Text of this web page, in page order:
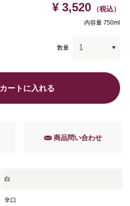
¥ 3,520
（税込）
内容量 750ml
数量
カートに入れる
商品問い合わせ
白
辛口